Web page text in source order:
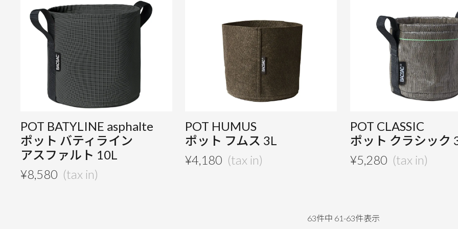
POT BATYLINE asphalte
ポット バティライン
アスファルト 10L
¥8,580
POT HUMUS
ポット フムス 3L
¥4,180
POT CLASSIC
ポット クラシック
¥5,280
63件中 61-63件表示